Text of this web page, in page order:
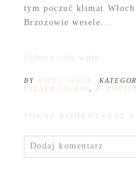
tym poczuć klimat
Brzozowie wesele...
Zobacz cały wpis
BY ANIA I JACEK
PLENER ŚLUBNY
POKAŻ KOMENTARZE
Dodaj komentarz